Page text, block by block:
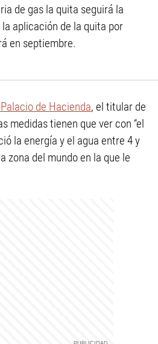
de gas la quita seguirá la
aplicación de la quita por
en septiembre.
de Hacienda, el titular de
medidas tienen que ver con “el
la energía y el agua entre 4 y
zona del mundo en la que le